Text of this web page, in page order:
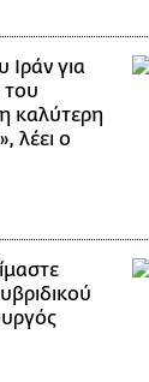
Ιράν για
του
καλύτερη
λέει ο